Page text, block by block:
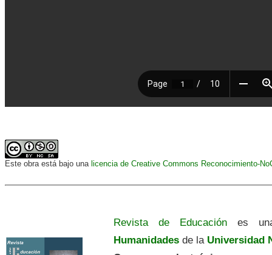
Este obra está bajo una licencia de Creative Commons Reconocimiento-
Revista de Educación es
Humanidades de la Universidad